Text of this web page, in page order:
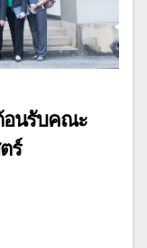
อนรับคณะ
ร์